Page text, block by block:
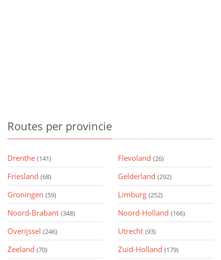
Routes per provincie
Drenthe (141) Flevoland (26)
Friesland (68) Gelderland (292)
Groningen (59) Limburg (252)
Noord-Brabant (348) Noord-Holland (166)
Overijssel (246) Utrecht (93)
Zeeland (70) Zuid-Holland (179)